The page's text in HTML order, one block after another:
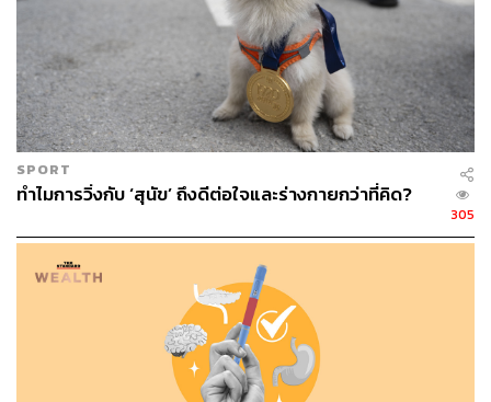
SPORT
ทำไมการวิ่งกับ ‘สุนัข’ ถึงดีต่อใจและร่างกายกว่าที่คิด?
305